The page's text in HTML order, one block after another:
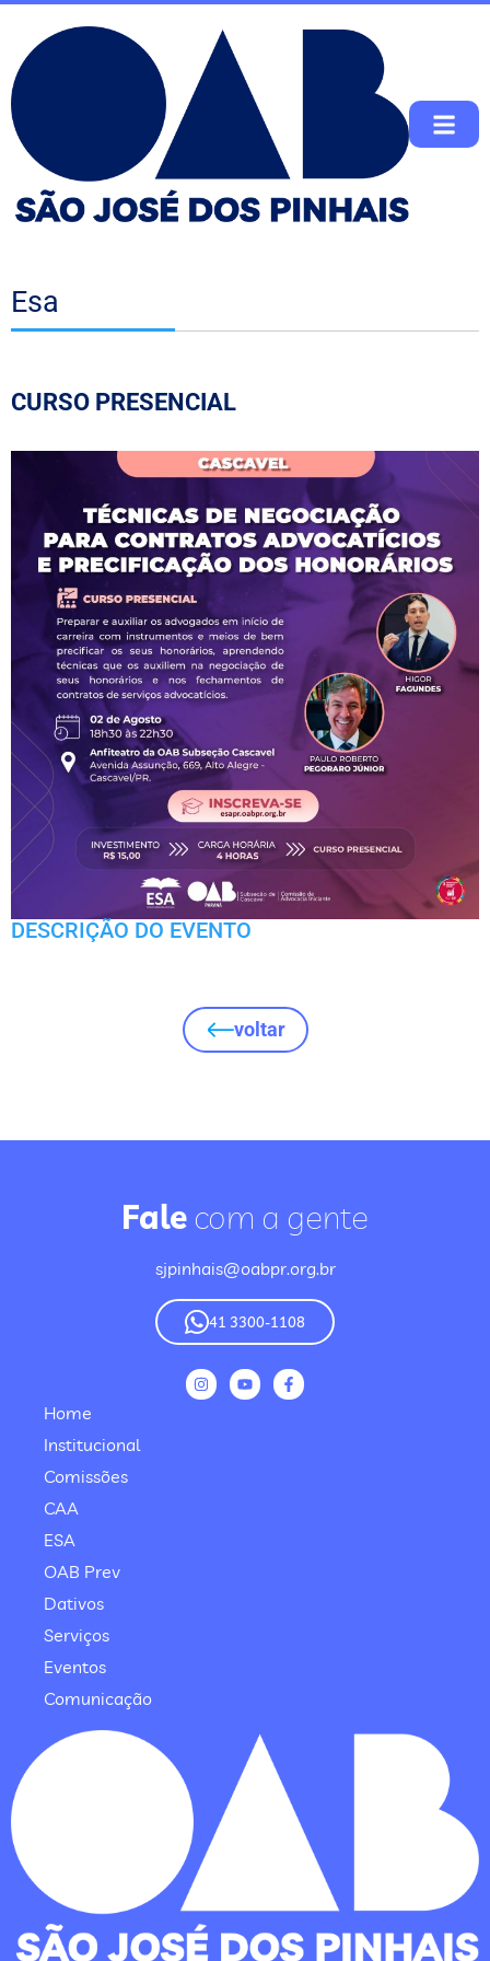
Esa
CURSO PRESENCIAL
DESCRIÇÃO DO EVENTO
voltar
Fale com a gente
sjpinhais@oabpr.org.br
41 3300-1108
Home
Institucional
Comissões
CAA
ESA
OAB Prev
Dativos
Serviços
Eventos
Comunicação